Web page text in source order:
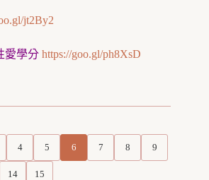
jt2By2
愛學分 https://goo.gl/ph8XsD
4 5 6 7 8 9
14 15